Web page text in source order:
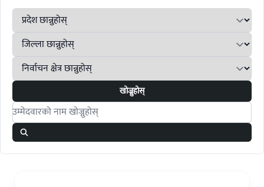
खोज्नुहोस्
Search candidates